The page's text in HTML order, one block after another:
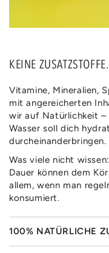
KEINE
Vitamine, Mineralien,
mit angereicherten
wir auf Natürlichkeit –
Wasser soll dich
durcheinanderbringen.
Was viele nicht
Dauer können dem
allem, wenn man
konsumiert.
100% NATÜRLICHE